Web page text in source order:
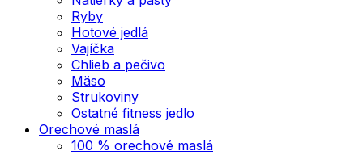
Ryby
Hotové jedlá
Vajíčka
Chlieb a pečivo
Mäso
Strukoviny
Ostatné fitness jedlo
Orechové maslá
100 % orechové maslá